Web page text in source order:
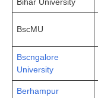
Bihar University
BscMU
Bscngalore
University
Berhampur